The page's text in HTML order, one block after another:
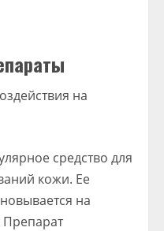
на
средство для
кожи. Ее
на